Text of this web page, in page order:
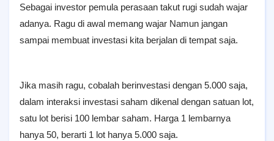
Sebagai investor pemula perasaan takut rugi sudah wajar
adanya. Ragu di awal memang wajar Namun jangan
sampai membuat investasi kita berjalan di tempat saja.
Jika masih ragu, cobalah berinvestasi dengan 5.000 saja,
dalam interaksi investasi saham dikenal dengan satuan lot,
satu lot berisi 100 lembar saham. Harga 1 lembarnya
hanya 50, berarti 1 lot hanya 5.000 saja.